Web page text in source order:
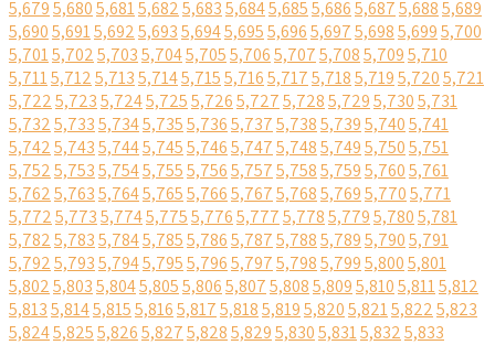
5,6795,6805,6815,6825,6835,6845,6855,6865,6875,6885,689
5,6905,6915,6925,6935,6945,6955,6965,6975,6985,6995,700
5,7015,7025,7035,7045,7055,7065,7075,7085,7095,710
5,7115,7125,7135,7145,7155,7165,7175,7185,7195,7205,721
5,7225,7235,7245,7255,7265,7275,7285,7295,7305,731
5,7325,7335,7345,7355,7365,7375,7385,7395,7405,741
5,7425,7435,7445,7455,7465,7475,7485,7495,7505,751
5,7525,7535,7545,7555,7565,7575,7585,7595,7605,761
5,7625,7635,7645,7655,7665,7675,7685,7695,7705,771
5,7725,7735,7745,7755,7765,7775,7785,7795,7805,781
5,7825,7835,7845,7855,7865,7875,7885,7895,7905,791
5,7925,7935,7945,7955,7965,7975,7985,7995,8005,801
5,8025,8035,8045,8055,8065,8075,8085,8095,8105,8115,812
5,8135,8145,8155,8165,8175,8185,8195,8205,8215,8225,823
5,8245,8255,8265,8275,8285,8295,8305,8315,8325,833